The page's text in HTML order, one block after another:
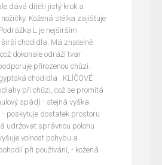
dává dítěti jistý krok a
Kožená stélka zajišťuje
L je nejširším
širší chodidla. Má znatelně
dokonale odráží tvar
přirozenou chůzi.
chodidla . KLÍČOVÉ
při chůzi, což se promítá
spád) - stejná výška
poskytuje dostatek prostoru
udržovat správnou polohu
volnost pohybu a
při používání, - kožená